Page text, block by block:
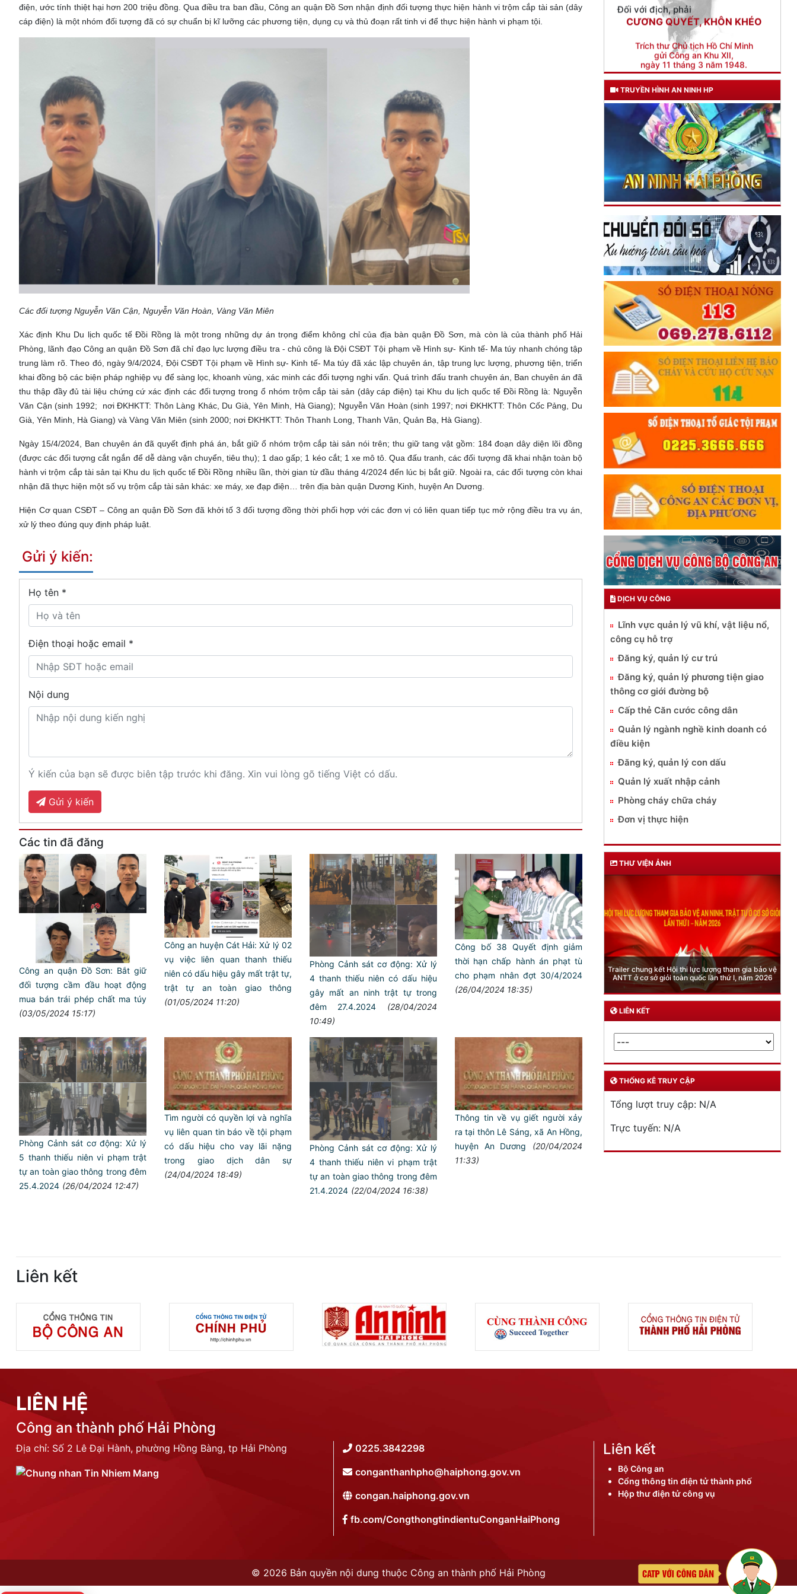
điện, ước tính thiệt hại hơn 200 triệu đồng. Qua điều tra ban đầu, Công an quận Đồ Sơn nhận định đối tượng thực hiện hành vi trộm cắp tài sản (dây
cáp điện) là một nhóm đối tượng đã có sự chuẩn bị kĩ lưỡng các phương tiện, dụng cụ và thủ đoạn rất tinh vi để thực hiện hành vi phạm tội.
Các đối tượng Nguyễn Văn Cận, Nguyễn Văn Hoàn, Vàng Văn Miên
Xác định Khu Du lịch quốc tế Đồi Rồng là một trong những dự án trọng điểm không chỉ của địa bàn quận Đồ Sơn, mà còn là của thành phố Hải
Phòng, lãnh đạo Công an quận Đồ Sơn đã chỉ đạo lực lượng điều tra - chủ công là Đội CSĐT Tội phạm về Hình sự- Kinh tế- Ma túy nhanh chóng tập
trung làm rõ. Theo đó, ngày 9/4/2024, Đội CSĐT Tội phạm về Hình sự- Kinh tế- Ma túy đã xác lập chuyên án, tập trung lực lượng, phương tiện, triển
khai đồng bộ các biện pháp nghiệp vụ để sàng lọc, khoanh vùng, xác minh các đối tượng nghi vấn. Quá trình đấu tranh chuyên án, Ban chuyên án đã
thu thập đầy đủ tài liệu chứng cứ xác định các đối tượng trong ổ nhóm trộm cắp tài sản (dây cáp điện) tại Khu du lịch quốc tế Đồi Rồng là: Nguyễn
Văn Cận (sinh 1992; nơi ĐKHKTT: Thôn Làng Khác, Du Già, Yên Minh, Hà Giang); Nguyễn Văn Hoàn (sinh 1997; nơi ĐKHKTT: Thôn Cốc Pảng, Du
Già, Yên Minh, Hà Giang) và Vàng Văn Miên (sinh 2000; nơi ĐKHKTT: Thôn Thanh Long, Thanh Vân, Quản Bạ, Hà Giang).
Ngày 15/4/2024, Ban chuyên án đã quyết định phá án, bắt giữ ổ nhóm trộm cắp tài sản nói trên; thu giữ tang vật gồm: 184 đoạn dây diện lõi đồng
(được các đối tượng cắt ngắn để dễ dàng vận chuyển, tiêu thụ); 1 dao gấp; 1 kéo cắt; 1 xe mô tô. Qua đấu tranh, các đối tượng đã khai nhận toàn bộ
hành vi trộm cắp tài sản tại Khu du lịch quốc tế Đồi Rồng nhiều lần, thời gian từ đầu tháng 4/2024 đến lúc bị bắt giữ. Ngoài ra, các đối tượng còn khai
nhận đã thực hiện một số vụ trộm cắp tài sản khác: xe máy, xe đạp điện… trên địa bàn quận Dương Kinh, huyện An Dương.
Hiện Cơ quan CSĐT – Công an quận Đồ Sơn đã khởi tố 3 đối tượng đồng thời phối hợp với các đơn vị có liên quan tiếp tục mở rộng điều tra vụ án,
xử lý theo đúng quy định pháp luật.
Gửi ý kiến:
Họ tên *
Điện thoại hoặc email *
Nội dung
Ý kiến của bạn sẽ được biên tập trước khi đăng. Xin vui lòng gõ tiếng Việt có dấu.
Gửi ý kiến
Các tin đã đăng
Công an quận Đồ Sơn: Bắt giữ
đối tượng cầm đầu hoạt động
mua bán trái phép chất ma túy
(03/05/2024 15:17)
Công an huyện Cát Hải: Xử lý 02
vụ việc liên quan thanh thiếu
niên có dấu hiệu gây mất trật tự,
trật tự an toàn giao thông
(01/05/2024 11:20)
Phòng Cảnh sát cơ động: Xử lý
4 thanh thiếu niên có dấu hiệu
gây mất an ninh trật tự trong
đêm 27.4.2024
(28/04/2024
10:49)
Công bố 38 Quyết định giảm
thời hạn chấp hành án phạt tù
cho phạm nhân đợt 30/4/2024
(26/04/2024 18:35)
Phòng Cảnh sát cơ động: Xử lý
5 thanh thiếu niên vi phạm trật
tự an toàn giao thông trong đêm
25.4.2024 (26/04/2024 12:47)
Tìm người có quyền lợi và nghĩa
vụ liên quan tin báo về tội phạm
có dấu hiệu cho vay lãi nặng
trong giao dịch dân sự
(24/04/2024 18:49)
Phòng Cảnh sát cơ động: Xử lý
4 thanh thiếu niên vi phạm trật
tự an toàn giao thông trong đêm
21.4.2024 (22/04/2024 16:38)
Thông tin về vụ giết người xảy
ra tại thôn Lê Sáng, xã An Hồng,
huyện An Dương
(20/04/2024
11:33)
Trích thư Chủ tịch Hồ Chí Minh
gửi Công an Khu XII,
ngày 11 tháng 3 năm 1948.
TRUYỀN HÌNH AN NINH HP
DỊCH VỤ CÔNG
Lĩnh vực quản lý vũ khí, vật liệu nổ,
công cụ hỗ trợ
Đăng ký, quản lý cư trú
Đăng ký, quản lý phương tiện giao
thông cơ giới đường bộ
Cấp thẻ Căn cước công dân
Quản lý ngành nghề kinh doanh có
điều kiện
Đăng ký, quản lý con dấu
Quản lý xuất nhập cảnh
Phòng cháy chữa cháy
Đơn vị thực hiện
THƯ VIỆN ẢNH
Phòng Quản lý xuất nhập cảnh: Hướng dẫn những
quy định mới trong lĩnh vực xuất cảnh, nhập cảnh
của công dân việt nam từ ngày 01/7/2026
LIÊN KẾT
THỐNG KÊ TRUY CẬP
Tổng lượt truy cập: N/A
Trực tuyến: N/A
Liên kết
LIÊN HỆ
Công an thành phố Hải Phòng
Địa chỉ: Số 2 Lê Đại Hành, phường Hồng Bàng, tp Hải Phòng
0225.3842298
conganthanhpho@haiphong.gov.vn
congan.haiphong.gov.vn
fb.com/CongthongtindientuConganHaiPhong
Liên kết
Bộ Công an
Cổng thông tin điện tử thành phố
Hộp thư điện tử công vụ
© 2026 Bản quyền nội dung thuộc Công an thành phố Hải Phòng